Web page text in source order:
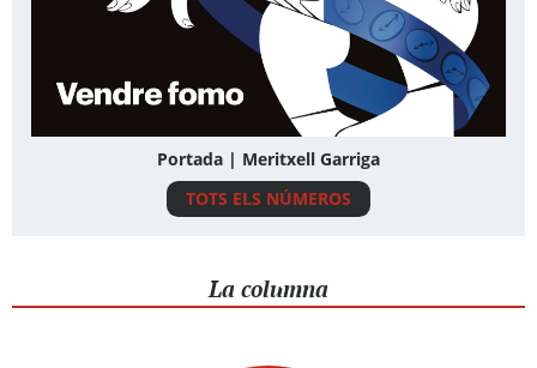
Portada | Meritxell Garriga
TOTS ELS NÚMEROS
La columna